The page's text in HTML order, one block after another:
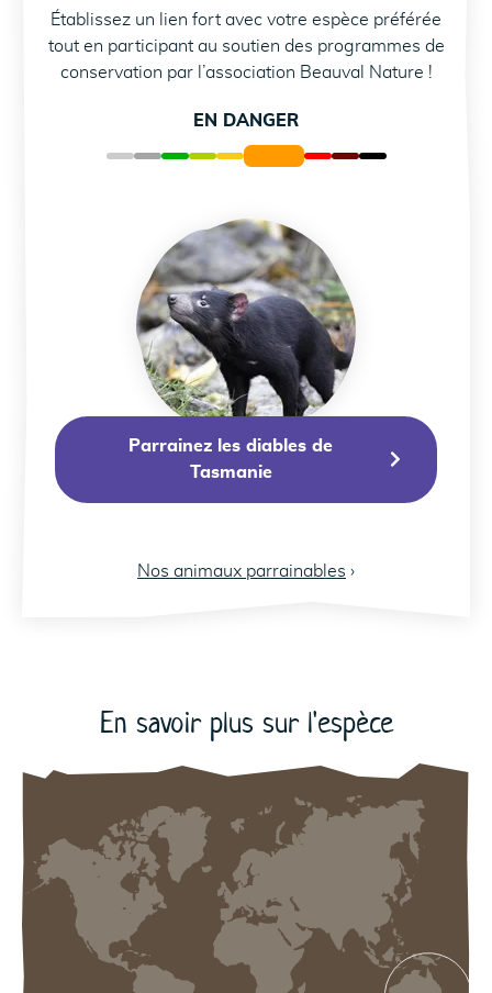
Établissez un lien fort avec votre espèce préférée
tout en participant au soutien des programmes de
conservation par l’association Beauval Nature !
EN DANGER
Parrainez les diables
Parrainez les diables de
Tasmanie
Nos animaux parrainables ›
En savoir plus sur l'espèce